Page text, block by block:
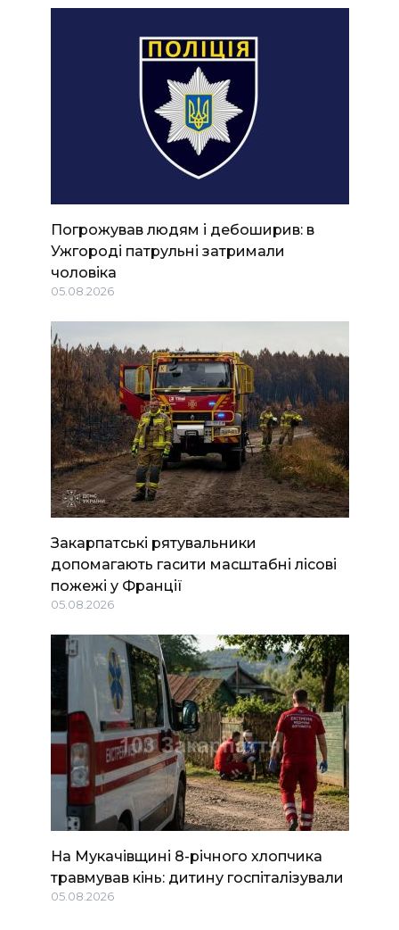
Погрожував людям і дебоширив: в
Ужгороді патрульні затримали
чоловіка
05.08.2026
Закарпатські рятувальники
допомагають гасити масштабні лісові
пожежі у Франції
05.08.2026
На Мукачівщині 8-річного хлопчика
травмував кінь: дитину госпіталізували
05.08.2026